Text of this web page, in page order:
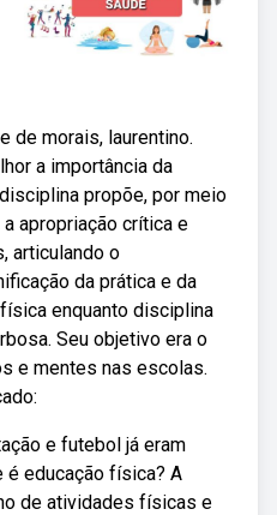
de morais, laurentino.
a importância da
propõe, por meio
apropriação crítica e
articulando o
da prática e da
enquanto disciplina
Seu objetivo era o
e mentes nas escolas.
e futebol já eram
é educação física? A
de atividades físicas e